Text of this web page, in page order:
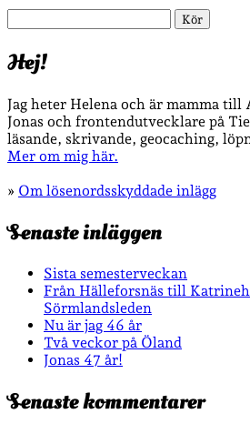
Hej!
Jag heter Helena och är mamma till
Jonas och frontendutvecklare på
läsande, skrivande, geocaching,
Mer om mig här.
» Om lösenordsskyddade inlägg
Senaste inläggen
Sista semesterveckan
Från Hälleforsnäs till
Sörmlandsleden
Nu är jag 46 år
Två veckor på Öland
Jonas 47 år!
Senaste kommentarer